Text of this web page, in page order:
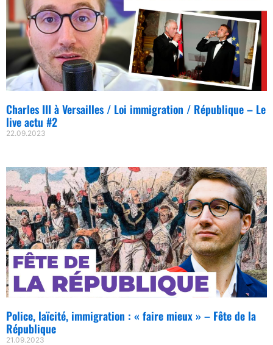
Charles III à Versailles / Loi immigration / République – Le
live actu #2
22.09.2023
Police, laïcité, immigration : « faire mieux » – Fête de la
République
21.09.2023